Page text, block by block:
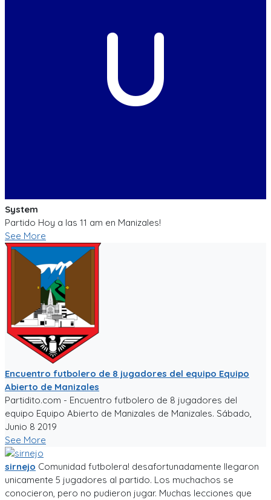
U
System
Partido Hoy a las 11 am en Manizales!
See More
Encuentro futbolero de 8 jugadores del equipo Equipo
Abierto de Manizales
Partidito.com - Encuentro futbolero de 8 jugadores del
equipo Equipo Abierto de Manizales de Manizales. Sábado,
Junio 8 2019
See More
sirnejo Comunidad futbolera! desafortunadamente llegaron
unicamente 5 jugadores al partido. Los muchachos se
conocieron, pero no pudieron jugar. Muchas lecciones que